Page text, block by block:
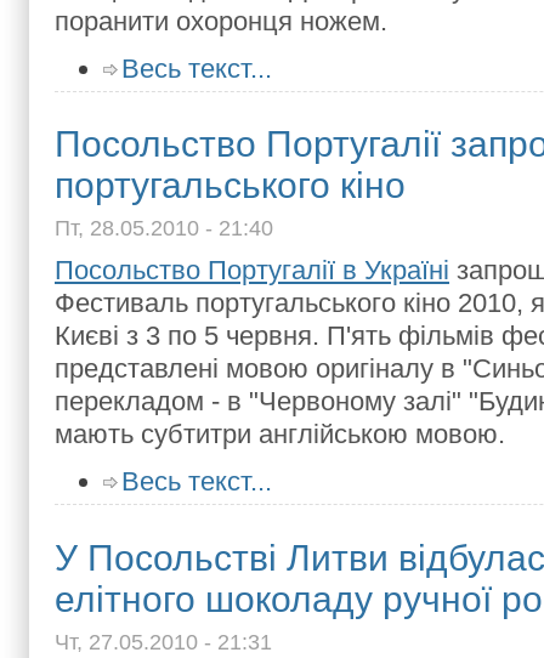
поранити охоронця ножем.
Весь текст...
Посольство Португалії
португальського кіно
Пт, 28.05.2010 - 21:40
Посольство Португалії в Україні
Фестиваль португальського кіно 2010,
Києві з 3 по 5 червня. П'ять фільмів
представлені мовою оригіналу в
перекладом - в "Червоному залі"
мають субтитри англійською мовою.
Весь текст...
У Посольстві Литви
елітного шоколаду ручної
Чт, 27.05.2010 - 21:31